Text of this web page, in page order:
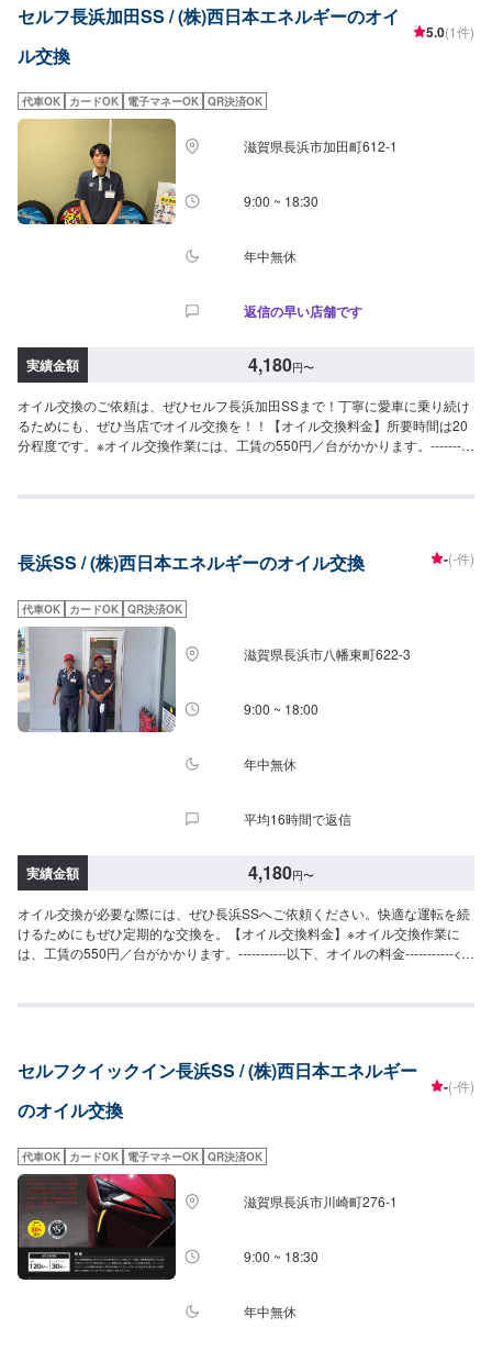
セルフ長浜加田SS / (株)西日本エネルギーのオイ
ル交換
5.0(1件)
代車OK カードOK 電子マネーOK QR決済OK
滋賀県長浜市加田町612-1
9:00 ~ 18:30
年中無休
返信の早い店舗です
実績金額 4,180円〜
オイル交換のご依頼は、ぜひセルフ長浜加田SSまで！丁寧に愛車に乗り続け
るためにも、ぜひ当店でオイル交換を！！【オイル交換料金】所要時間は20
分程度です。※オイル交換作業には、工賃の550円／台がかかります。----------
費）・0W-20▶︎1,870円（0W-20推奨車専用）<ガソリン車用>・0W-
30▶︎1,590円（DPF装置ディーゼル乗用車）・10W-30▶︎1,370円（DPF装置
2,420円〜／台>>２サイクルオイル1,320円〜／台
長浜SS / (株)西日本エネルギーのオイル交換 -(-件)
代車OK カードOK QR決済OK
滋賀県長浜市八幡東町622-3
9:00 ~ 18:00
年中無休
平均16時間で返信
実績金額 4,180円〜
オイル交換が必要な際には、ぜひ長浜SSへご依頼ください。快適な運転を続
けるためにもぜひ定期的な交換を。【オイル交換料金】※オイル交換作業に
は、工賃の550円／台がかかります。-----------以下、オイルの料金-----------<ガ
L（0W-20推奨車専用）<ガソリン車用>・0W-20▶︎1,650円／L（0W-20推奨
ディーゼル乗用車）・10W-30▶︎1,370円／L（DPF装置ディーゼルトラッ
ク・バス）-----------その他料金----------->>オイルフィルター2,420円〜／台>>
２サイクルオイル1,320円〜／台
セルフクイックイン長浜SS / (株)西日本エネルギー
のオイル交換
-(-件)
代車OK カードOK 電子マネーOK QR決済OK
滋賀県長浜市川崎町276-1
9:00 ~ 18:30
年中無休